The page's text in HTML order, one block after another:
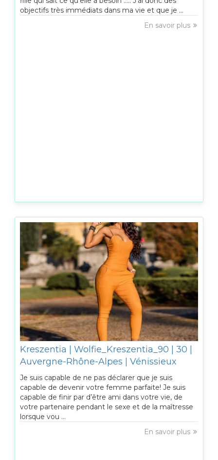
objectifs très immédiats dans ma vie et que je ...
En savoir plus
Kreszentia | Wolfie_Kreszentia_90 | 30 |
Auvergne-Rhône-Alpes | Vénissieux
Je suis capable de ne pas déclarer que je suis
capable de devenir votre femme parfaite! Je suis
capable de finir par d’être ami dans votre vie, de
votre partenaire pendant le sexe et de la maîtresse
lorsque vou ...
En savoir plus